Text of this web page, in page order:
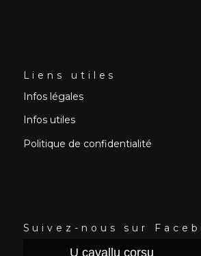
Liens utiles
Infos légales
Infos utiles
Politique de confidentialité
Suivez-nous sur
U cavallu corsu